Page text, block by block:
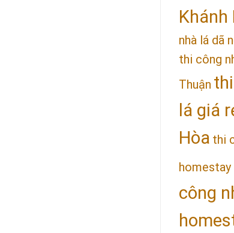
Khánh
nhà lá dã
thi công
Thuận
lá giá
Hòa thi
homestay
công